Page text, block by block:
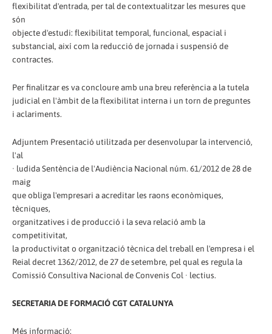
flexibilitat d'entrada, per tal de contextualitzar les mesures que
són
objecte d'estudi: flexibilitat temporal, funcional, espacial i
substancial, així com la reducció de jornada i suspensió de
contractes.
Per finalitzar es va concloure amb una breu referència a la tutela
judicial en l'àmbit de la flexibilitat interna i un torn de preguntes
i aclariments.
Adjuntem Presentació utilitzada per desenvolupar la intervenció,
l'al
· ludida Sentència de l'Audiència Nacional núm. 61/2012 de 28 de
maig
que obliga l'empresari a acreditar les raons econòmiques,
tècniques,
organitzatives i de producció i la seva relació amb la
competitivitat,
la productivitat o organització tècnica del treball en l'empresa i el
Reial decret 1362/2012, de 27 de setembre, pel qual es regula la
Comissió Consultiva Nacional de Convenis Col · lectius.
SECRETARIA DE FORMACIÓ CGT CATALUNYA
Més informació: